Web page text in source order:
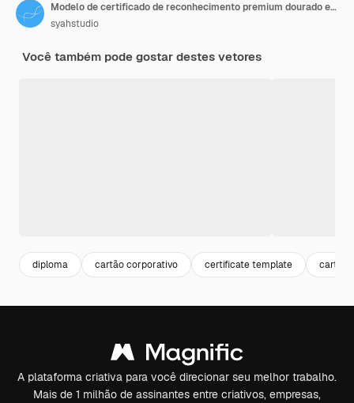
Modelo de certificado de reconhecimento premium dourado e azul, design moderno e limpo com emblema dourado
syahstudio
Você também pode gostar destes vetores
diploma cartão corporativo certificate template cartão
A plataforma criativa para você direcionar seu melhor trabalho.
Mais de 1 milhão de assinantes entre criativos, empresas,